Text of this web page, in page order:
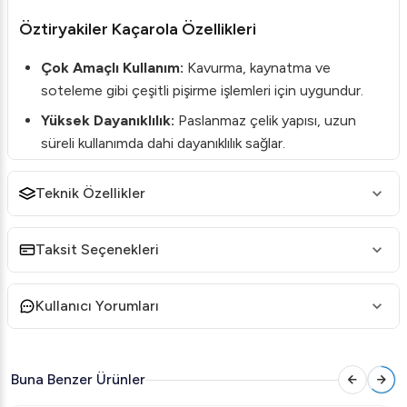
Öztiryakiler Kaçarola Özellikleri
Çok Amaçlı Kullanım: Kavurma, kaynatma ve
soteleme gibi çeşitli pişirme işlemleri için uygundur.
Yüksek Dayanıklılık: Paslanmaz çelik yapısı, uzun
süreli kullanımda dahi dayanıklılık sağlar.
İndüksiyon Tabanlı:İndüksiyon ocaklarda kullanıma
uygun tasarımı ile enerji tasarrufu sağlar.
Ergonomik Tasarım:Kullanıcı dostu ergonomik
sapları sayesinde kolay taşınır ve güvenli kullanım
sunar.
Hijyenik Yapı:Metalik yüzeyi sayesinde kolayca
temizlenebilir, hijyen standartlarını karşılar.
Teknik Özellikler
Taksit Seçenekleri
Kullanıcı Yorumları
Buna Benzer Ürünler